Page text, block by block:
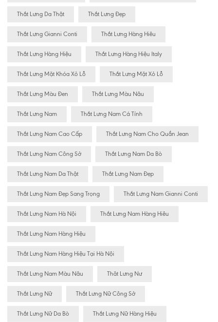
Thắt Lưng Da Thật Thắt Lưng Đẹp
Thắt Lưng Gianni Conti Thắt Lưng Hàng Hiêu
Thắt Lưng Hàng Hiệu Thắt Lưng Hàng Hiệu Italy
Thắt Lưng Mặt Khóa Xỏ Lỗ Thắt Lưng Mặt Xỏ Lỗ
Thắt Lưng Màu Đen Thắt Lưng Màu Nâu
Thắt Lưng Nam Thắt Lưng Nam Cá Tính
Thắt Lưng Nam Cao Cấp Thắt Lưng Nam Cho Quần Jean
Thắt Lưng Nam Công Sở Thắt Lưng Nam Da Bò
Thắt Lưng Nam Da Thật Thắt Lưng Nam Đẹp
Thắt Lưng Nam Đẹp Sang Trọng Thắt Lưng Nam Gianni Conti
Thắt Lưng Nam Hà Nội Thắt Lưng Nam Hàng Hiêu
Thắt Lưng Nam Hàng Hiệu
Thắt Lưng Nam Hàng Hiệu Tại Hà Nội
Thắt Lưng Nam Màu Nâu Thăt Lưng Nư
Thắt Lưng Nữ Thắt Lưng Nữ Công Sở
Thắt Lưng Nữ Da Bò Thắt Lưng Nữ Hàng Hiệu